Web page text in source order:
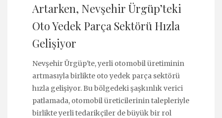
Artarken, Nevşehir Ürgüp’teki
Oto Yedek Parça Sektörü Hızla
Gelişiyor
Nevşehir Ürgüp'te, yerli otomobil üretiminin
artmasıyla birlikte oto yedek parça sektörü
hızla gelişiyor. Bu bölgedeki şaşkınlık verici
patlamada, otomobil üreticilerinin talepleriyle
birlikte yerli tedarikçiler de büyük bir rol